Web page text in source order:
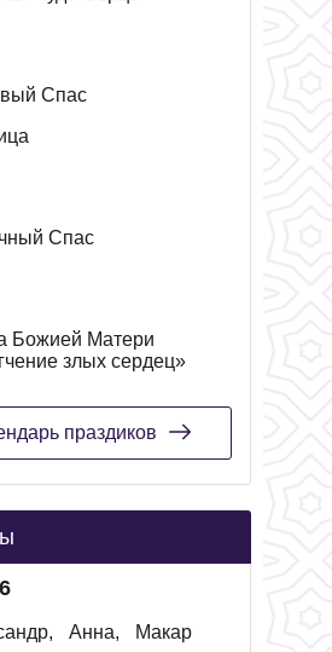
Спас
Спас
Божией Матери
злых сердец»
праздиков
Анна, Макар